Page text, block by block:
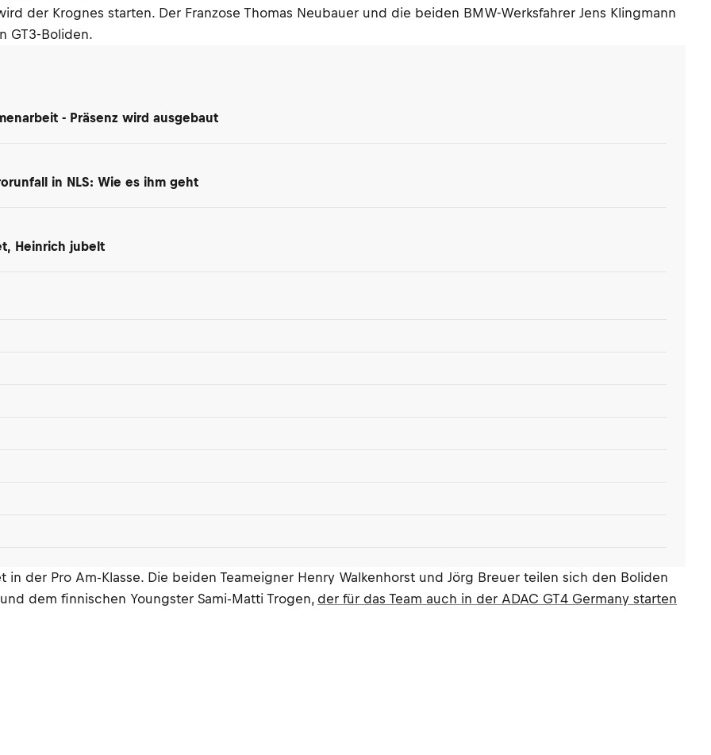
der Krognes starten. Der Franzose Thomas Neubauer und die beiden BMW-Werksfahrer Jens Klingmann
GT3-Boliden.
- Präsenz wird ausgebaut
in NLS: Wie es ihm geht
Heinrich jubelt
der Pro Am-Klasse. Die beiden Teameigner Henry Walkenhorst und Jörg Breuer teilen sich den Boliden
dem finnischen Youngster Sami-Matti Trogen, der für das Team auch in der ADAC GT4 Germany starten